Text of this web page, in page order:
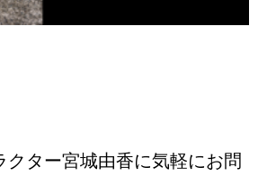
クター宮城由香に気軽にお問